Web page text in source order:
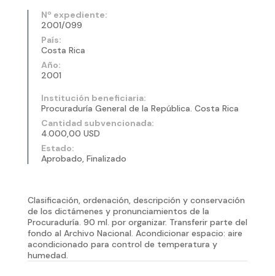
Nº expediente:
2001/099
País:
Costa Rica
Año:
2001
Institución beneficiaria:
Procuraduría General de la República. Costa Rica
Cantidad subvencionada:
4.000,00 USD
Estado:
Aprobado, Finalizado
Clasificación, ordenación, descripción y conservación
de los dictámenes y pronunciamientos de la
Procuraduría. 90 ml. por organizar. Transferir parte del
fondo al Archivo Nacional. Acondicionar espacio: aire
acondicionado para control de temperatura y
humedad.